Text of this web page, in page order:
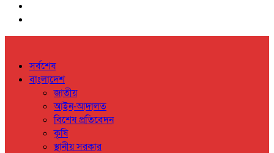
সর্বশেষ
বাংলাদেশ
জাতীয়
আইন-আদালত
বিশেষ প্রতিবেদন
কৃষি
স্থানীয় সরকার